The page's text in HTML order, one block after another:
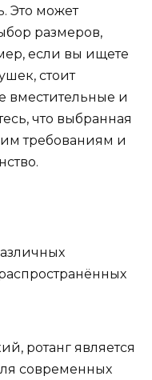
Это может
размеров,
если вы ищете
стоит
вместительные и
что выбранная
требованиям и
ротанг является
современных